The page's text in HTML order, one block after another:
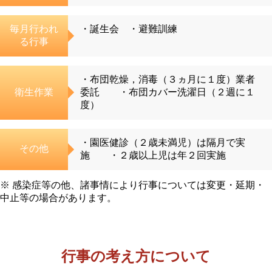
毎月行われ
る行事
・誕生会 ・避難訓練
衛生作業
・布団乾燥，消毒（３ヵ月に１度）業者
委託 ・布団カバー洗濯日（２週に１
度）
その他
・園医健診（２歳未満児）は隔月で実
施 ・２歳以上児は年２回実施
※ 感染症等の他、諸事情により行事については変更・延期・
中止等の場合があります。
行事の考え方について